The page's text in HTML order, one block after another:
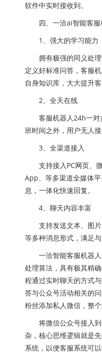
软件中实时接收到。
四、一洽ai智能客服
1、强大的学习能力
拥有极强的同义处理
定义好标准问答，客服
自身知识库，大大提升客
2、全天在线
客服机器人24h一对
班时间之外，用户无人接
3、全渠道接入
支持接入PC网页、微
App、等多渠道全媒体
息，一体化快速回复。
4、聊天内容丰富
支持发送文本、图片
等多种消息形式，满足与
一洽智能客服机器人
处理算法，具有极其精
程通过实时聊天的方式
答与公众号活动相关的
粉丝添加私人微信，整个
将微信公众号接入到
杂，核心思维逻辑就是
系统，以便客服系统可